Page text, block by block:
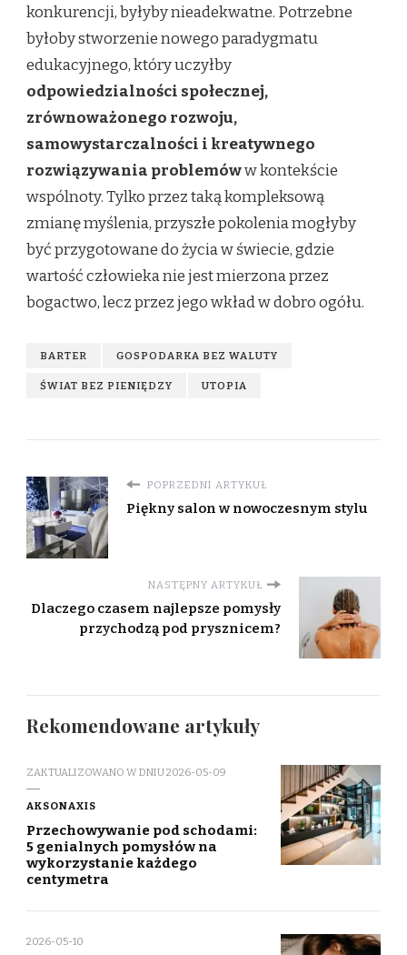
konkurencji, byłyby nieadekwatne. Potrzebne
byłoby stworzenie nowego paradygmatu
edukacyjnego, który uczyłby
odpowiedzialności społecznej,
zrównoważonego rozwoju,
samowystarczalności i kreatywnego
rozwiązywania problemóww kontekście
wspólnoty. Tylko przez taką kompleksową
zmianę myślenia, przyszłe pokolenia mogłyby
być przygotowane do życia w świecie, gdzie
wartość człowieka nie jest mierzona przez
bogactwo, lecz przez jego wkład w dobro ogółu.
BARTER GOSPODARKA BEZ WALUTY
ŚWIAT BEZ PIENIĘDZY UTOPIA
POPRZEDNI ARTYKUŁ
Piękny salon w nowoczesnym stylu
NASTĘPNY ARTYKUŁ
Dlaczego czasem najlepsze pomysły
przychodzą pod prysznicem?
Rekomendowane artykuły
ZAKTUALIZOWANO W DNIU2026-05-09
AKSONAXIS
Przechowywanie pod schodami:
5 genialnych pomysłów na
wykorzystanie każdego
centymetra
2026-05-10